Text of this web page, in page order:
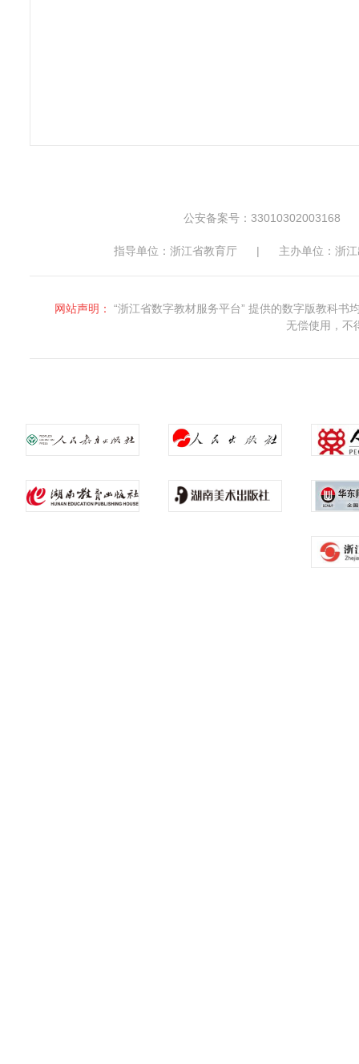
公安备案号：33010302003168
指导单位：浙江省教育厅 | 主办单位：浙
网站声明：
“浙江省数字教材服务平台” 提供的数字版教科
无偿使用，不